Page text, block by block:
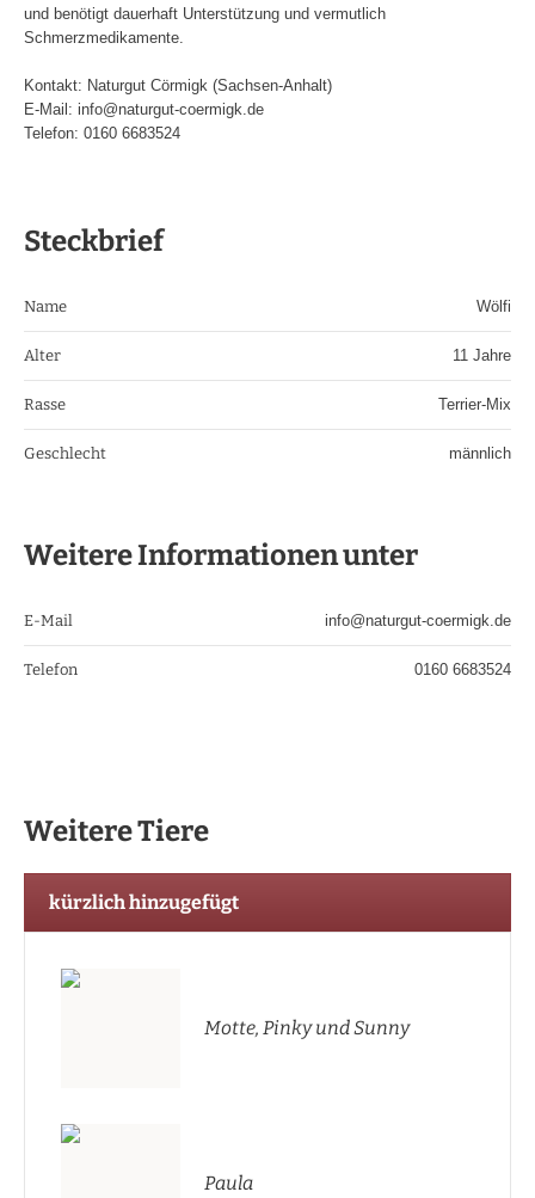
und benötigt dauerhaft Unterstützung und vermutlich
Schmerzmedikamente.
Kontakt: Naturgut Cörmigk (Sachsen-Anhalt)
E-Mail: info@naturgut-coermigk.de
Telefon: 0160 6683524
Steckbrief
Name Wölfi
Alter 11 Jahre
Rasse Terrier-Mix
Geschlecht männlich
Weitere Informationen unter
E-Mail info@naturgut-coermigk.de
Telefon 0160 6683524
Weitere Tiere
kürzlich hinzugefügt
Motte, Pinky und Sunny
Paula